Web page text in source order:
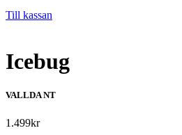
Till kassan
Icebug
VALLDA NT
1.499kr